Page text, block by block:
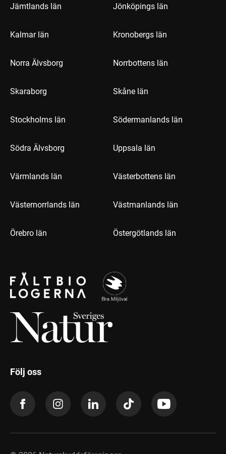
Jämtlands län Jönköpings län
Kalmar län Kronobergs län
Norra Älvsborg Norrbottens län
Skaraborg Skåne län
Stockholms län Södermanlands län
Södra Älvsborg Uppsala län
Värmlands län Västerbottens län
Västernorrlands län Västmanlands län
Örebro län Östergötlands län
Följ oss